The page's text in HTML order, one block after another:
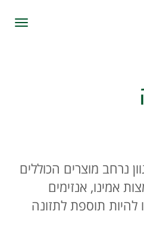
נרחב מוצרים הכוללים
אמינו, אנזימים
להיות תוספת לתזונה